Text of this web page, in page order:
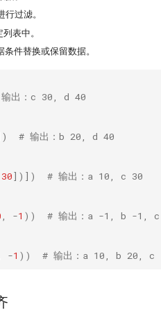
过滤。
表中。
条件替换或保留数据。
出：c 30, d 40
# 输出：b 20, d 40
30])]) # 输出：a 10, c 30
-1 )) # 输出：a -1, b -1,
-1 )) # 输出：a 10, b 20,